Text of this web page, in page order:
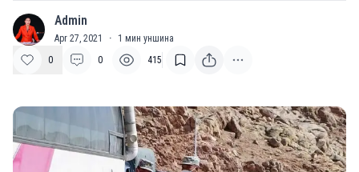
A Admin
Apr 27, 2021 · 1 мин уншина
0
0 415